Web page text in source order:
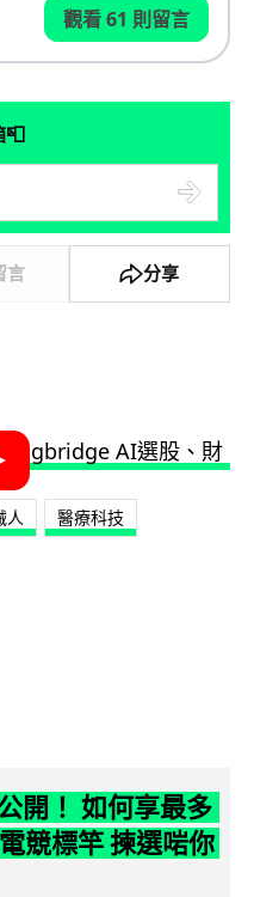
觀看 61 則留言
📮
言 分享
人 醫療科技
開！ 如何享最多
競標竿 揀選啱你